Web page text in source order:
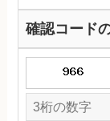
確認コード